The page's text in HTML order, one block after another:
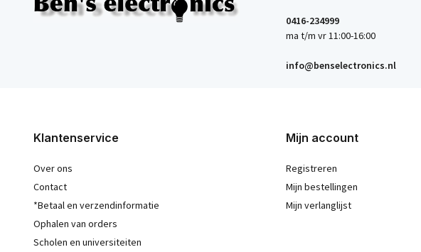
0416-234999
ma t/m vr 11:00-16:00
info@benselectronics.nl
Klantenservice
Over ons
Contact
*Betaal en verzendinformatie
Ophalen van orders
Scholen en universiteiten
Mijn account
Registreren
Mijn bestellingen
Mijn verlanglijst